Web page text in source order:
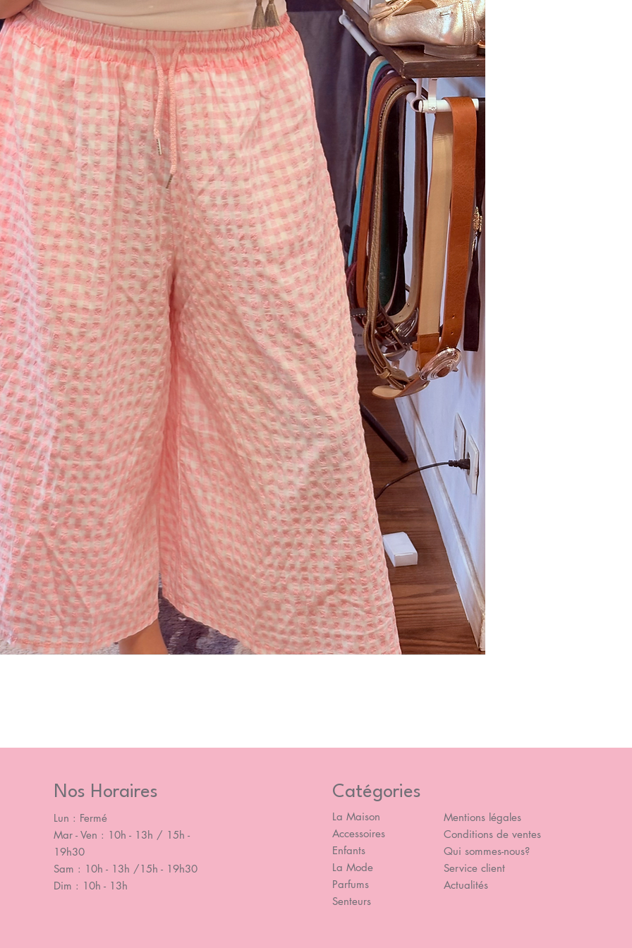
Nos Horaires
Lun : Fermé
Mar - Ven : 10h - 13h / 15h -
19h30
Sam : 10h - 13h /15h - 19h30
Dim : 10h - 13h
Catégories
La Maison
Accessoires
Enfants
La Mode
Parfums
Senteurs
Mentions légales
Conditions de ventes
Qui sommes-nous?
Service client
Actualités